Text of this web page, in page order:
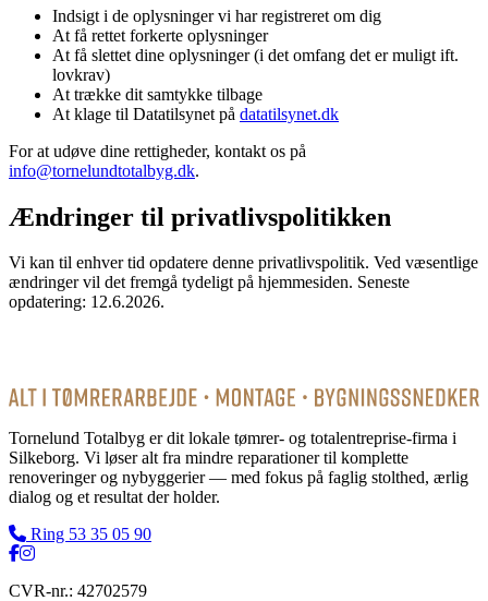
Indsigt i de oplysninger vi har registreret om dig
At få rettet forkerte oplysninger
At få slettet dine oplysninger (i det omfang det er muligt ift.
lovkrav)
At trække dit samtykke tilbage
At klage til Datatilsynet på datatilsynet.dk
For at udøve dine rettigheder, kontakt os på
info@tornelundtotalbyg.dk.
Ændringer til privatlivspolitikken
Vi kan til enhver tid opdatere denne privatlivspolitik. Ved væsentlige
ændringer vil det fremgå tydeligt på hjemmesiden. Seneste
opdatering: 12.6.2026.
Tornelund Totalbyg er dit lokale tømrer- og totalentreprise-firma i
Silkeborg. Vi løser alt fra mindre reparationer til komplette
renoveringer og nybyggerier — med fokus på faglig stolthed, ærlig
dialog og et resultat der holder.
Ring 53 35 05 90
CVR-nr.: 42702579